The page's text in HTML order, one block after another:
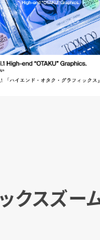
クスズー